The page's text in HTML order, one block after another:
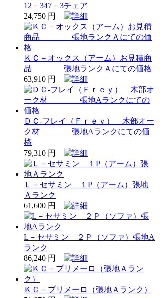
12－347－3チェア
24,750 円
ＫＣ－オックス（アーム）お見積商
品 張地ランクＡにての価格
63,910 円
ＤＣ‐フレイ（Ｆｒｅｙ） 木部オー
ク材 張地Aランクにての価
格
79,310 円
Ｌ－セサミン １P（アーム）張地
Ａランク
61,600 円
L－セサミン ２Ｐ（ソファ）張地A
ランク
86,240 円
ＫＣ－プリメーロ（張地Ａランク）